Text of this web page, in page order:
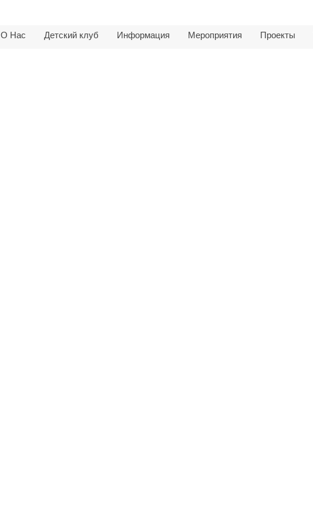
О Нас Детский клуб Информация Мероприятия Проекты